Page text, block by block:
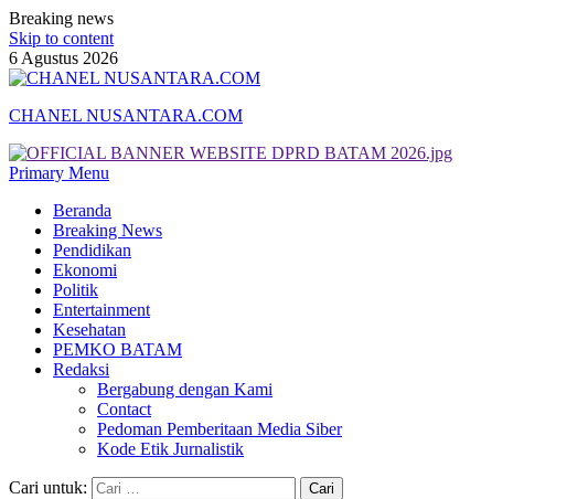
Breaking news
Skip to content
6 Agustus 2026
CHANEL NUSANTARA.COM
Primary Menu
Beranda
Breaking News
Pendidikan
Ekonomi
Politik
Entertainment
Kesehatan
PEMKO BATAM
Redaksi
Bergabung dengan Kami
Contact
Pedoman Pemberitaan Media Siber
Kode Etik Jurnalistik
Cari untuk: